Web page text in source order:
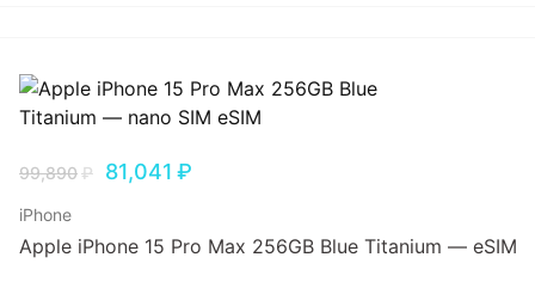
99,890₽ 81,041 ₽
iPhone
Apple iPhone 15 Pro Max 256GB Blue Titanium — eSIM